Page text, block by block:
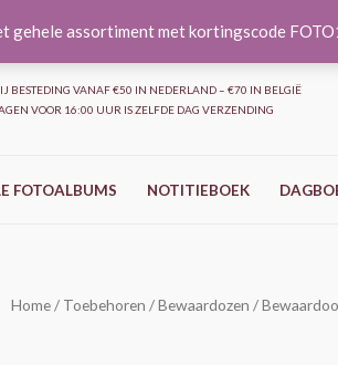
gehele assortiment met kortingscode
BESTEDING VANAF €50 IN NEDERLAND – €70 IN BELGIË
VOOR 16:00 UUR IS ZELFDE DAG VERZENDING
FOTOALBUMS NOTITIEBOEK
Home/ Toebehoren /Bewaardozen /